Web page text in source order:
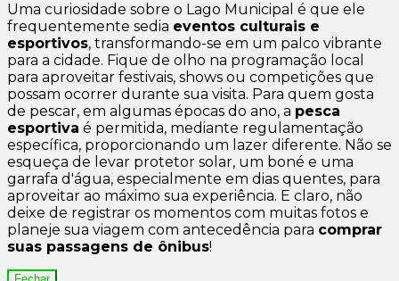
Uma curiosidade sobre o Lago Municipal é que ele
frequentemente sedia eventos culturais e
esportivos, transformando-se em um palco vibrante
para a cidade. Fique de olho na programação local
para aproveitar festivais, shows ou competições que
possam ocorrer durante sua visita. Para quem gosta
de pescar, em algumas épocas do ano, a pesca
esportiva é permitida, mediante regulamentação
específica, proporcionando um lazer diferente. Não se
esqueça de levar protetor solar, um boné e uma
garrafa d'água, especialmente em dias quentes, para
aproveitar ao máximo sua experiência. E claro, não
deixe de registrar os momentos com muitas fotos e
planeje sua viagem com antecedência para comprar
suas passagens de ônibus!